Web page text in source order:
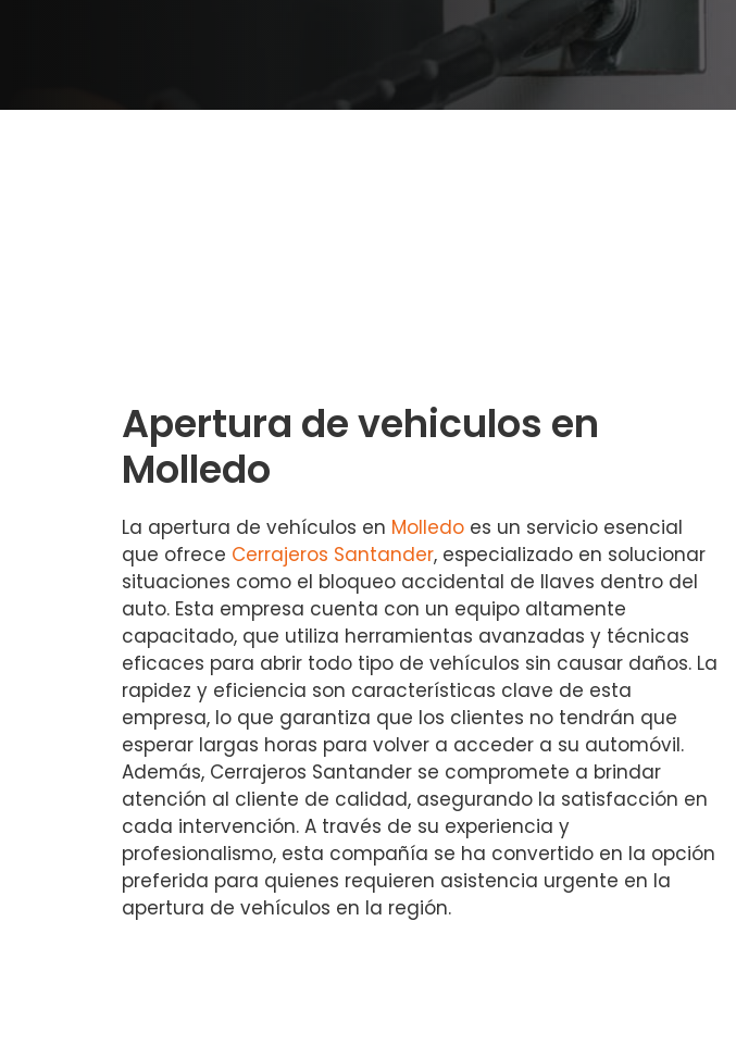
Apertura de vehiculos en
Molledo
La apertura de vehículos en Molledo es un servicio esencial
que ofrece Cerrajeros Santander, especializado en solucionar
situaciones como el bloqueo accidental de llaves dentro del
auto. Esta empresa cuenta con un equipo altamente
capacitado, que utiliza herramientas avanzadas y técnicas
eficaces para abrir todo tipo de vehículos sin causar daños. La
rapidez y eficiencia son características clave de esta
empresa, lo que garantiza que los clientes no tendrán que
esperar largas horas para volver a acceder a su automóvil.
Además, Cerrajeros Santander se compromete a brindar
atención al cliente de calidad, asegurando la satisfacción en
cada intervención. A través de su experiencia y
profesionalismo, esta compañía se ha convertido en la opción
preferida para quienes requieren asistencia urgente en la
apertura de vehículos en la región.